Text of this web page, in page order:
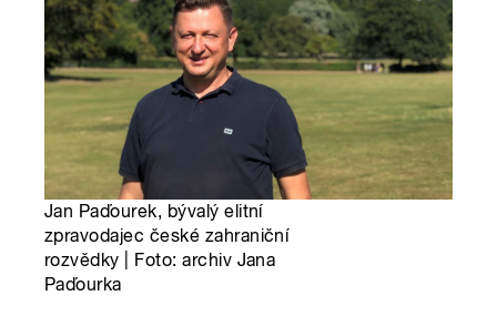
Jan Paďourek, bývalý elitní
zpravodajec české zahraniční
rozvědky | Foto: archiv Jana
Paďourka